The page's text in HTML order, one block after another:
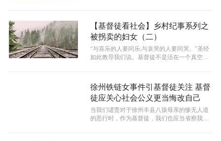
【基督徒看社会】乡村纪事系列之
被拐卖的妇女（二）
“与喜乐的人要同乐;与哀哭的人要同哭。”圣经
如此教导我们说。基督徒不是活在一个真空的
徐州铁链女事件引基督徒关注 基督
徒应关心社会公义更当悔改自己
当我们谴责对于徐州丰县八孩母亲的惨无人道
的恶行时，作为基督徒，我们也应当省察我们